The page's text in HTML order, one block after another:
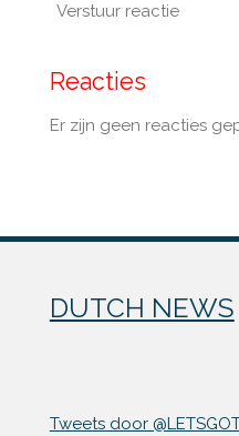
Verstuur reactie
Reacties
Er zijn geen reacties
DUTCH NEWS
Tweets door